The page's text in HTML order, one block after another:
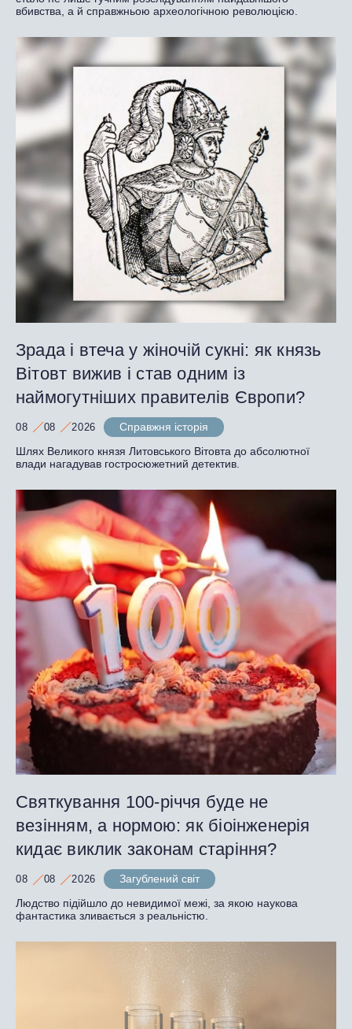
вбивства, а й справжньою археологічною революцією.
Зрада і втеча у жіночій сукні: як князь
Вітовт вижив і став одним із
наймогутніших правителів Європи?
08 08 2026
Справжня історія
Шлях Великого князя Литовського Вітовта до абсолютної
влади нагадував гостросюжетний детектив.
Святкування 100-річчя буде не
везінням, а нормою: як біоінженерія
кидає виклик законам старіння?
08 08 2026
Загублений світ
Людство підійшло до невидимої межі, за якою наукова
фантастика зливається з реальністю.